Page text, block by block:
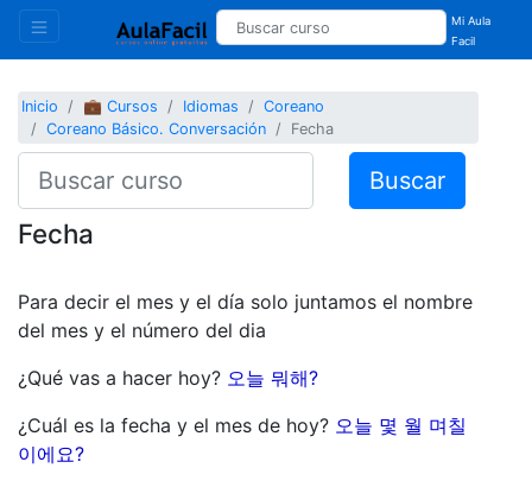
Mi Aula
Facil
Inicio 💼 Cursos Idiomas
Coreano
Coreano Básico. Conversación
Fecha
Buscar
Fecha
Para decir el mes y el día solo juntamos el nombre
del mes y el número del dia
¿Qué vas a hacer hoy? 오늘 뭐해?
¿Cuál es la fecha y el mes de hoy? 오늘 몇 월 며칠
이에요?